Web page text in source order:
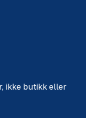
ikke butikk eller